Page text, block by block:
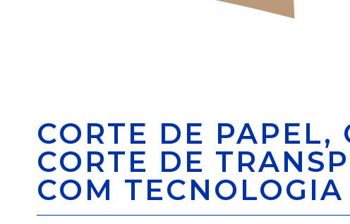
CORTE DE PAPEL,
CORTE DE
COM